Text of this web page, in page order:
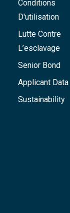
Conditions
D'utilisation
Lutte Contre
L’esclavage
Senior Bond
Applicant Data
Sustainability